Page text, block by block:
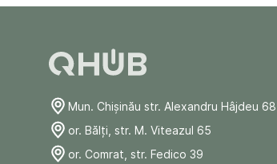
Mun. Chişinău str. Alexandru Hâjdeu 68
or. Bălți, str. M. Viteazul 65
or. Comrat, str. Fedico 39